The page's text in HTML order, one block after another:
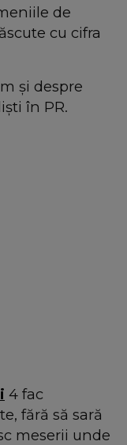
de
cu cifra
și despre
în PR.
4 fac
fără să sară
meserii unde